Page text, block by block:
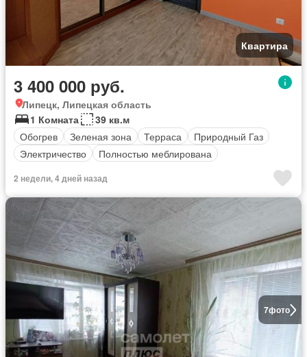
Квартира
3 400 000 руб.
Липецк, Липецкая область
1 Комната
39 кв.м
Обогрев
Зеленая зона Терраса
Природный Газ
Электричество
Полностью меблирована
2 недели, 4 дней назад
7фото